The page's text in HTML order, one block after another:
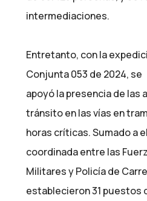
intermediaciones.
Entretanto, con la
Conjunta 053 de 2024, se
apoyó la presencia de las
tránsito en las vías en
horas críticas. Sumado a
coordinada entre las
Militares y Policía de
establecieron 31 puestos